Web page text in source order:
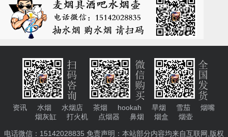
资讯 水烟 水烟店 茶烟 hookah 旱烟 雪茄
烟嘴
烟灰缸
打火机 点烟器 鼻烟 烟盒 烟壶
电话微信：15142028835 免责声明：本站部分内容均来自互联网,版权